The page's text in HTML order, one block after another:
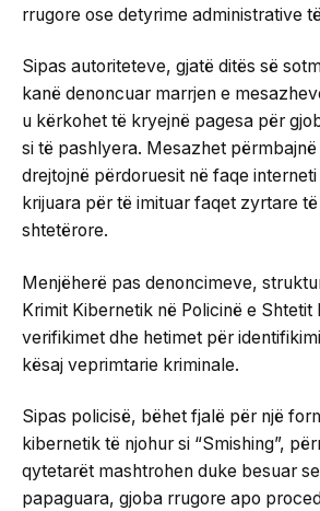
rrugore ose detyrime administrative
Sipas autoriteteve, gjatë ditës së
kanë denoncuar marrjen e
u kërkohet të kryejnë pagesa për
si të pashlyera. Mesazhet
drejtojnë përdoruesit në faqe
krijuara për të imituar faqet zyrtare
shtetërore.
Menjëherë pas denoncimeve,
Krimit Kibernetik në Policinë e Shtetit
verifikimet dhe hetimet për
kësaj veprimtarie kriminale.
Sipas policisë, bëhet fjalë për një
kibernetik të njohur si “Smishing”,
qytetarët mashtrohen duke besuar
papaguara, gjoba rrugore apo